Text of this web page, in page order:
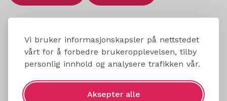
Vi bruker informasjonskapsler på nettstedet
vårt for å forbedre brukeropplevelsen, tilby
personlig innhold og analysere trafikken vår.
Aksepter alle